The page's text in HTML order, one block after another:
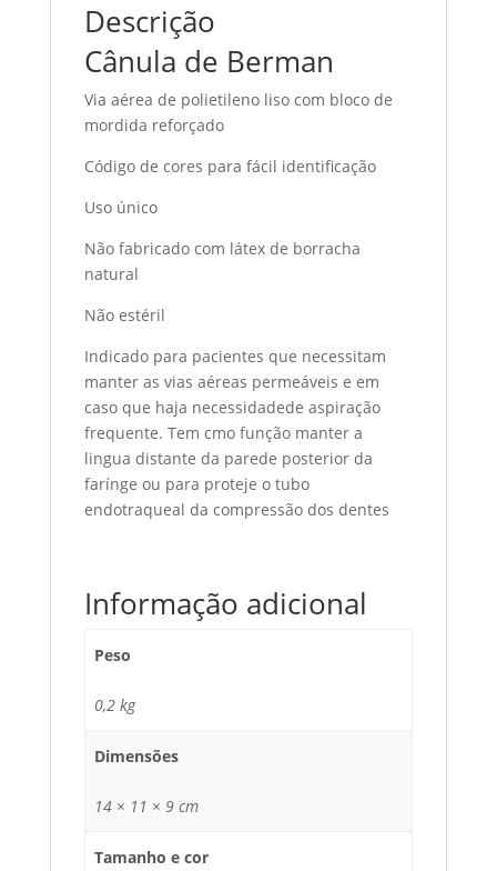
Descrição
Cânula de Berman
Via aérea de polietileno liso com bloco de
mordida reforçado
Código de cores para fácil identificação
Uso único
Não fabricado com látex de borracha
natural
Não estéril
Indicado para pacientes que necessitam
manter as vias aéreas permeáveis e em
caso que haja necessidadede aspiração
frequente. Tem cmo função manter a
lingua distante da parede posterior da
farínge ou para proteje o tubo
endotraqueal da compressão dos dentes
Informação adicional
Peso
0,2 kg
Dimensões
14 × 11 × 9 cm
Tamanho e cor